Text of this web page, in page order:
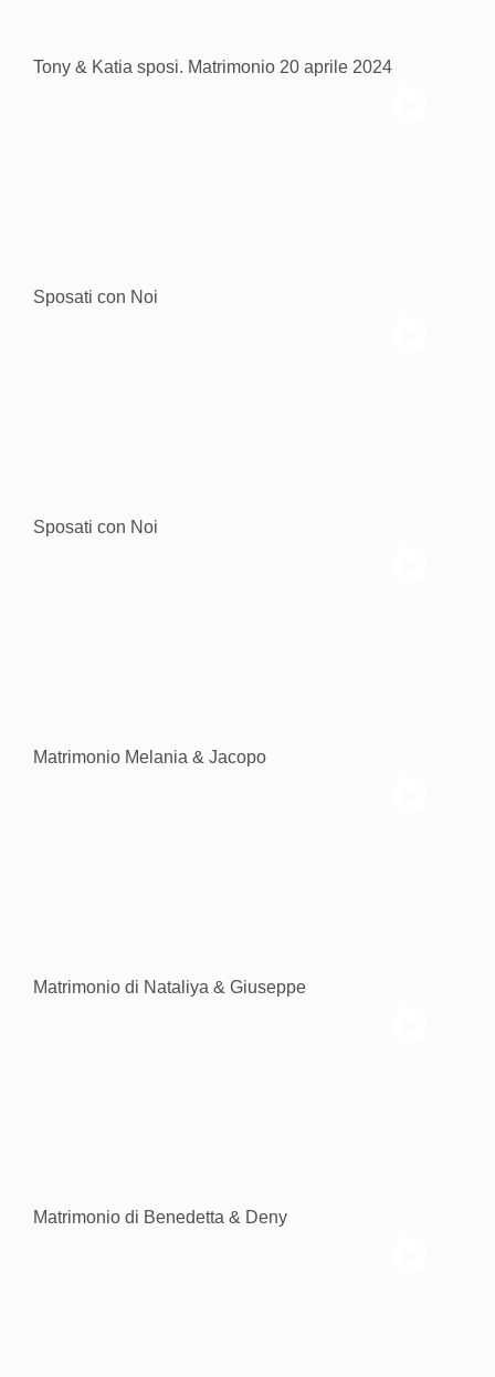
Tony & Katia sposi. Matrimonio 20 aprile 2024
Sposati con Noi
Sposati con Noi
Matrimonio Melania & Jacopo
Matrimonio di Nataliya & Giuseppe
Matrimonio di Benedetta & Deny